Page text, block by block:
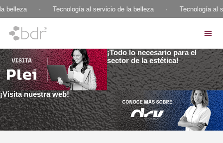
belleza Tecnología al servicio de la belleza Tecnología al
¡Todo lo necesario para el
sector de la estética!
¡Visita nuestra web!